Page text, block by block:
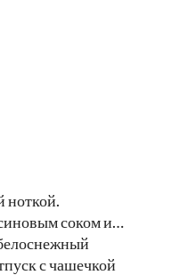
ноткой.
соком и…
с чашечкой